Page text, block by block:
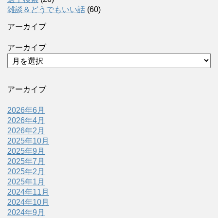
雑談＆どうでもいい話 (60)
アーカイブ
アーカイブ
アーカイブ
2026年6月
2026年4月
2026年2月
2025年10月
2025年9月
2025年7月
2025年2月
2025年1月
2024年11月
2024年10月
2024年9月